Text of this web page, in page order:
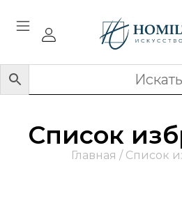
Список
Главная / Список